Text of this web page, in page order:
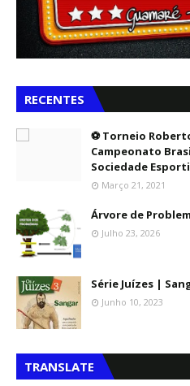
RECENTES
⚽ Torneio
Campeonato
Sociedade
Março 21, 2021
Árvore de
Julho 23, 2026
Série Juízes |
Junho 10, 2023
TRANSLATE